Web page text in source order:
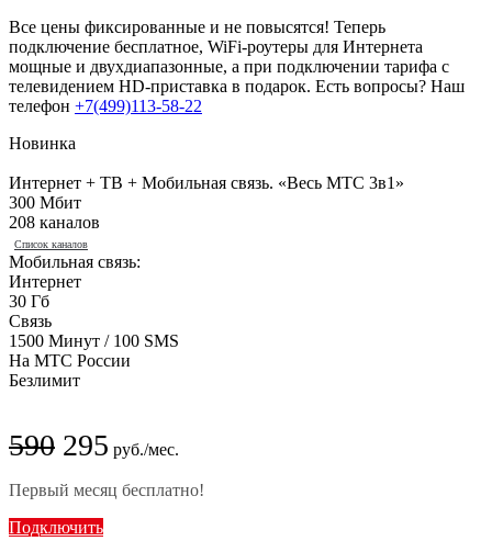
Все цены фиксированные и не повысятся! Теперь
подключение бесплатное, WiFi-роутеры для Интернета
мощные и двухдиапазонные, а при подключении тарифа с
телевидением HD-приставка в подарок. Есть вопросы? Наш
телефон +7(499)113-58-22
Новинка
Интернет + ТВ + Мобильная связь. «Весь МТС 3в1»
300 Мбит
208 каналов
Список каналов
Мобильная связь:
Интернет
30 Гб
Связь
1500 Минут / 100 SMS
На МТС России
Безлимит
590 295 руб./мес.
Первый месяц бесплатно!
Подключить